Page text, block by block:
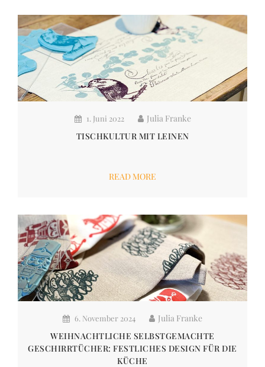
1. Juni 2022
Julia Franke
TISCHKULTUR MIT LEINEN
READ MORE
6. November 2024
Julia Franke
WEIHNACHTLICHE SELBSTGEMACHTE
GESCHIRRTÜCHER: FESTLICHES DESIGN FÜR DIE
KÜCHE